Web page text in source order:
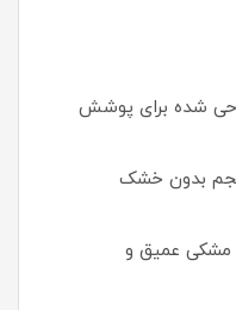
شده برای پوشش
بدون خشک
مشکی عمیق و